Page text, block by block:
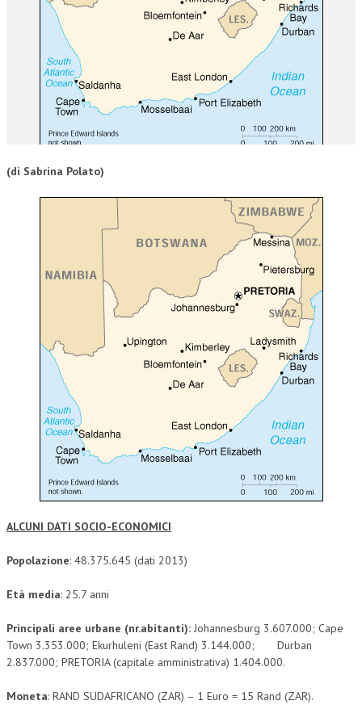
CORSI CE.S.E.D.
ARCHIVIO CORSI 2015
DIVENTA SOCIO
BROCHURE CE.S.E.D.
LA RIVISTA
COMITATO EDITORIALE
REDAZIONE
AUTORI
COLLABORA CON NOI
ECONOMIA
CORPORATE SOCIAL RESPONSIBILITY
ECONOMIA DELL’ARTE
MARKETING
TREASURY IN FINANCIAL SERVICES
RISK MANAGEMENT
SVILUPPO SOSTENIBILE
(di Sabrina Polato)
ALCUNI DATI SOCIO-ECONOMICI
Popolazione: 48.375.645 (dati 2013)
Età media: 25.7 anni
Principali aree urbane (nr.abitanti): Johannesburg 3.607.000; Cape
Town 3.353.000; Ekurhuleni (East Rand) 3.144.000; Durban
2.837.000; PRETORIA (capitale amministrativa) 1.404.000.
Moneta: RAND SUDAFRICANO (ZAR) – 1 Euro = 15 Rand (ZAR).